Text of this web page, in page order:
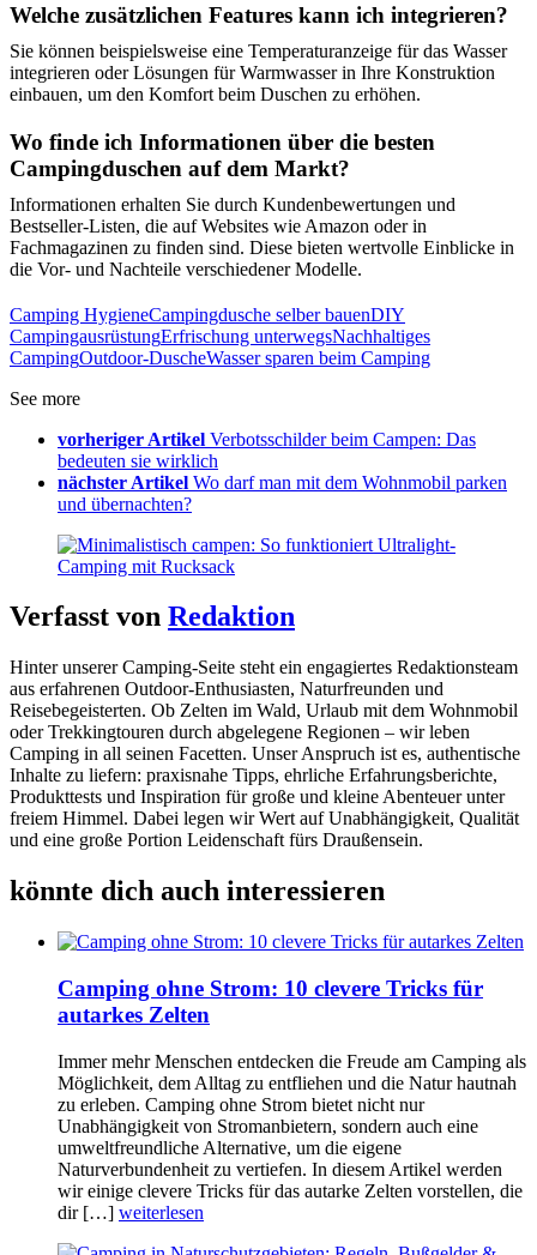
Welche zusätzlichen Features kann ich integrieren?
Sie können beispielsweise eine Temperaturanzeige für das Wasser
integrieren oder Lösungen für Warmwasser in Ihre Konstruktion
einbauen, um den Komfort beim Duschen zu erhöhen.
Wo finde ich Informationen über die besten
Campingduschen auf dem Markt?
Informationen erhalten Sie durch Kundenbewertungen und
Bestseller-Listen, die auf Websites wie Amazon oder in
Fachmagazinen zu finden sind. Diese bieten wertvolle Einblicke in
die Vor- und Nachteile verschiedener Modelle.
Camping HygieneCampingdusche selber bauenDIY
CampingausrüstungErfrischung unterwegsNachhaltiges
CampingOutdoor-DuscheWasser sparen beim Camping
See more
vorheriger Artikel Verbotsschilder beim Campen: Das
bedeuten sie wirklich
nächster Artikel Wo darf man mit dem Wohnmobil parken
und übernachten?
Verfasst von Redaktion
Hinter unserer Camping-Seite steht ein engagiertes Redaktionsteam
aus erfahrenen Outdoor-Enthusiasten, Naturfreunden und
Reisebegeisterten. Ob Zelten im Wald, Urlaub mit dem Wohnmobil
oder Trekkingtouren durch abgelegene Regionen – wir leben
Camping in all seinen Facetten. Unser Anspruch ist es, authentische
Inhalte zu liefern: praxisnahe Tipps, ehrliche Erfahrungsberichte,
Produkttests und Inspiration für große und kleine Abenteuer unter
freiem Himmel. Dabei legen wir Wert auf Unabhängigkeit, Qualität
und eine große Portion Leidenschaft fürs Draußensein.
könnte dich auch interessieren
Camping ohne Strom: 10 clevere Tricks für
autarkes Zelten
Immer mehr Menschen entdecken die Freude am Camping als
Möglichkeit, dem Alltag zu entfliehen und die Natur hautnah
zu erleben. Camping ohne Strom bietet nicht nur
Unabhängigkeit von Stromanbietern, sondern auch eine
umweltfreundliche Alternative, um die eigene
Naturverbundenheit zu vertiefen. In diesem Artikel werden
wir einige clevere Tricks für das autarke Zelten vorstellen, die
dir […] weiterlesen